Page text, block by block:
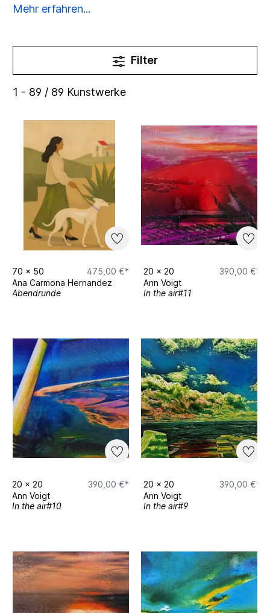
Mehr erfahren...
Filter
1 - 89 / 89 Kunstwerke
70 x 50
475,00 €*
Ana Carmona Hernandez
Abendrunde
20 x 20
390,00 €*
Ann Voigt
In the air#11
20 x 20
390,00 €*
Ann Voigt
In the air#10
20 x 20
390,00 €*
Ann Voigt
In the air#9